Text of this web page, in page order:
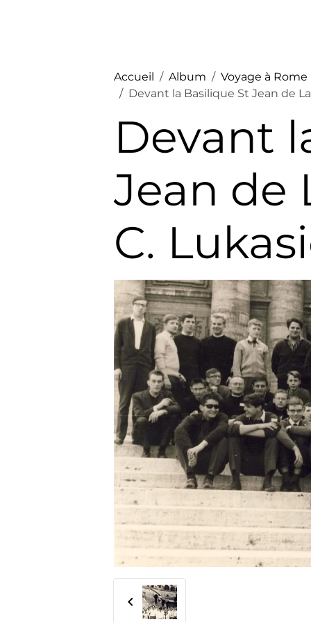
Accueil Album
Voyage à Rome
Devant la Basilique St Jean de
Devant
Jean de
C.